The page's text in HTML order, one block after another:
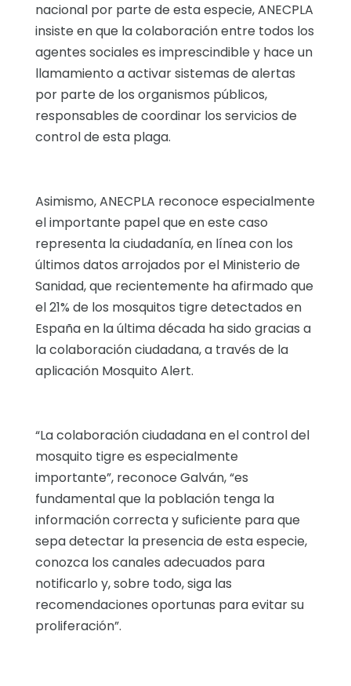
nacional por parte de esta especie, ANECPLA
insiste en que la colaboración entre todos los
agentes sociales es imprescindible y hace un
llamamiento a activar sistemas de alertas
por parte de los organismos públicos,
responsables de coordinar los servicios de
control de esta plaga.
Asimismo, ANECPLA reconoce especialmente
el importante papel que en este caso
representa la ciudadanía, en línea con los
últimos datos arrojados por el Ministerio de
Sanidad, que recientemente ha afirmado que
el 21% de los mosquitos tigre detectados en
España en la última década ha sido gracias a
la colaboración ciudadana, a través de la
aplicación Mosquito Alert.
“La colaboración ciudadana en el control del
mosquito tigre es especialmente
importante”, reconoce Galván, “es
fundamental que la población tenga la
información correcta y suficiente para que
sepa detectar la presencia de esta especie,
conozca los canales adecuados para
notificarlo y, sobre todo, siga las
recomendaciones oportunas para evitar su
proliferación”.